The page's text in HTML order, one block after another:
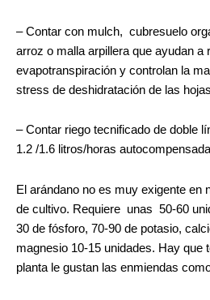
– Contar con mulch, cubresuelo
arroz o malla arpillera que ayudan a
evapotranspiración y controlan la
stress de deshidratación de las
– Contar riego tecnificado de doble
1.2 /1.6 litros/horas
El arándano no es muy exigente en
de cultivo. Requiere unas 50-60
30 de fósforo, 70-90 de potasio,
magnesio 10-15 unidades. Hay que
planta le gustan las enmiendas